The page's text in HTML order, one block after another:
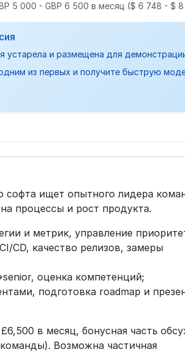
5 000 - GBP 6 500 в месяц ($ 6 748 - $
устарела и размещена для
из первых и получите быструю
софта ищет опытного лидера
процессы и рост продукта.
и метрик, управление
CD, качество релизов, замеры
оценка компетенций;
подготовка roadmap и
в месяц, бонусная часть
Возможна частичная